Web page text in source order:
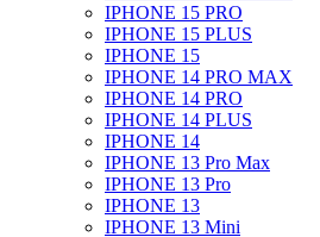
IPHONE 15 PRO
IPHONE 15 PLUS
IPHONE 15
IPHONE 14 PRO MAX
IPHONE 14 PRO
IPHONE 14 PLUS
IPHONE 14
IPHONE 13 Pro Max
IPHONE 13 Pro
IPHONE 13
IPHONE 13 Mini